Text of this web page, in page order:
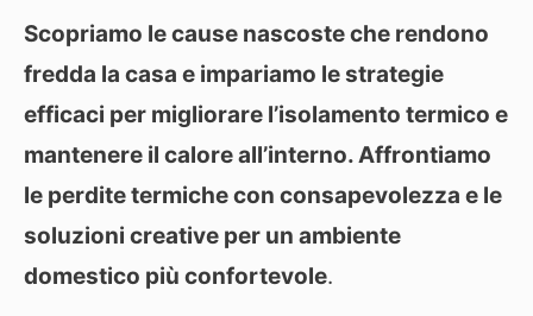
Scopriamo le cause nascoste che rendono
fredda la casa e impariamo le strategie
efficaci per migliorare l’isolamento termico e
mantenere il calore all’interno. Affrontiamo
le perdite termiche con consapevolezza e le
soluzioni creative per un ambiente
domestico più confortevole.